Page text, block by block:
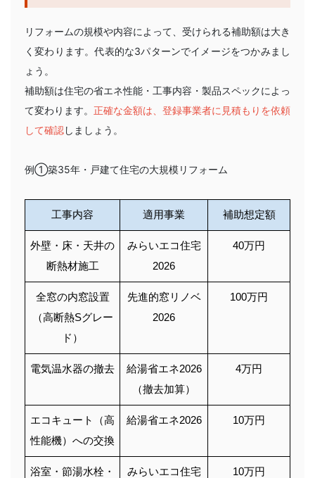
リフォームの規模や内容によって、受けられる補助額は大き
く変わります。代表的な3パターンでイメージをつかみまし
ょう。
補助額は住宅の省エネ性能・工事内容・製品スペックによっ
て変わります。 正確な金額は、登録事業者に見積もりを依頼
して確認しましょう。
例①築35年・戸建て住宅の大規模リフォーム
工事内容 適用事業 補助想定額
外壁・床・天井の
断熱材施工
みらいエコ住宅
2026
40万円
全窓の内窓設置
（高断熱Sグレー
ド）
先進的窓リノベ
2026
100万円
電気温水器の撤去
給湯省エネ2026
（撤去加算）
4万円
エコキュート（高
性能機）への交換
給湯省エネ2026 10万円
浴室・節湯水栓・
みらいエコ住宅
10万円